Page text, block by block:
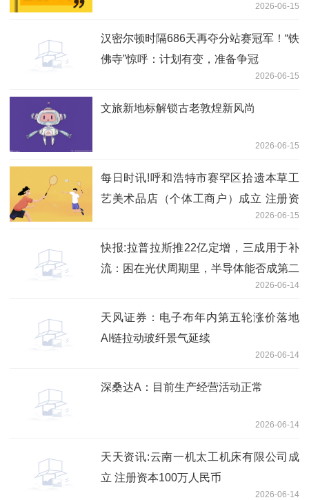
2026-06-15
汉密尔顿时隔686天再夺分站赛冠军！“铁
佛寺”惊呼：计划有变，准备争冠
2026-06-15
文旅新地标解锁古老敦煌新风尚
2026-06-15
每日时讯!呼和浩特市赛罕区拾遗本草工
艺美术品店（个体工商户）成立 注册资
2026-06-15
快报:拉普拉斯推22亿定增，三成用于补
流：困在光伏周期里，半导体能否成第二
2026-06-14
天风证券：电子布年内第五轮涨价落地
AI链拉动玻纤景气延续
2026-06-14
深桑达A：目前生产经营活动正常
2026-06-14
天天资讯:云南一机太工机床有限公司成
立 注册资本100万人民币
2026-06-14